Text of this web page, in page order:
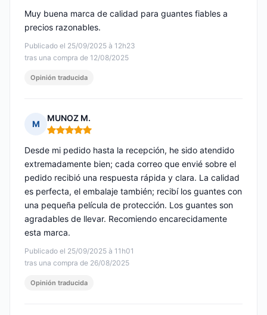
Publicado el 25/09/2025 à 12h23
tras una compra de 12/08/2025
Muy buena marca de calidad para guantes fiables a
precios razonables.
Opinión traducida
M
MUNOZ M.
Nota: 5 de 5
Publicado el 25/09/2025 à 11h01
tras una compra de 26/08/2025
Desde mi pedido hasta la recepción, he sido atendido
extremadamente bien; cada correo que envié sobre el
pedido recibió una respuesta rápida y clara. La calidad
es perfecta, el embalaje también; recibí los guantes con
una pequeña película de protección. Los guantes son
agradables de llevar. Recomiendo encarecidamente
esta marca.
Opinión traducida